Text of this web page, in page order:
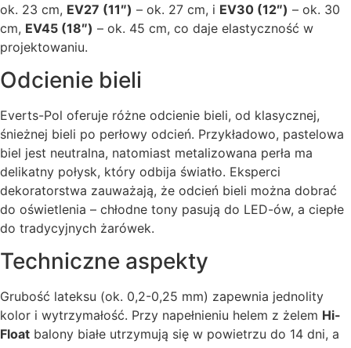
ok. 23 cm, EV27 (11″) – ok. 27 cm, i EV30 (12″) – ok. 30
cm, EV45 (18″) – ok. 45 cm, co daje elastyczność w
projektowaniu.
Odcienie bieli
Everts-Pol oferuje różne odcienie bieli, od klasycznej,
śnieżnej bieli po perłowy odcień. Przykładowo, pastelowa
biel jest neutralna, natomiast metalizowana perła ma
delikatny połysk, który odbija światło. Eksperci
dekoratorstwa zauważają, że odcień bieli można dobrać
do oświetlenia – chłodne tony pasują do LED-ów, a ciepłe
do tradycyjnych żarówek.
Techniczne aspekty
Grubość lateksu (ok. 0,2-0,25 mm) zapewnia jednolity
kolor i wytrzymałość. Przy napełnieniu helem z żelem Hi-
Float balony białe utrzymują się w powietrzu do 14 dni, a